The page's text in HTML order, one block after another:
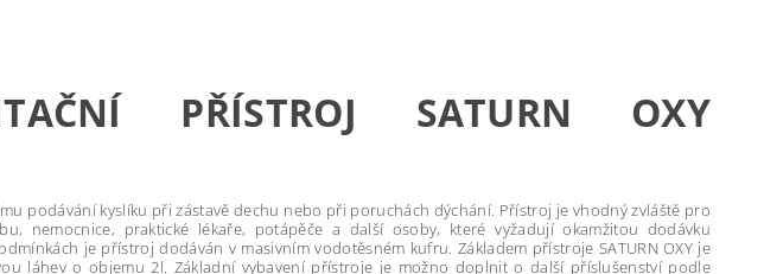
PŘÍSTROJ SATURN OXY
podávání kyslíku při zástavě dechu nebo při poruchách dýchání. Přístroj je vhodný zvláště pro
nemocnice, praktické lékaře, potápěče a další osoby, které vyžadují okamžitou dodávku
je přístroj dodáván v masivním vodotěsném kufru. Základem přístroje SATURN OXY je
láhev o objemu 2l. Základní vybavení přístroje je možno doplnit o další příslušenství podle